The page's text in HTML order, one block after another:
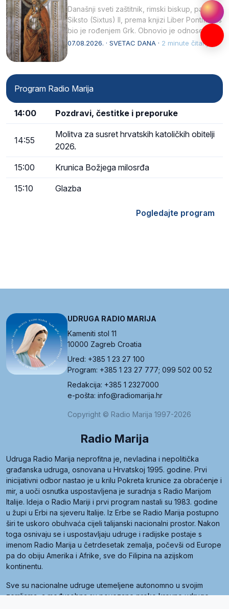
Današnji sveti zaštitnik, rimski biskup, papa
Siksto (Sixtus) II, prema knjizi Liber Pontificalis
bio je rođenjem Grk. Obnovio je odnose s
afričkim…
07.08.2026. · SVETAC DANA · 2 minute čitanja
Program Radio Marija
14:00 Pozdravi, čestitke i preporuke
14:55
Molitva za susret hrvatskih katoličkih obitelji
2026.
15:00 Krunica Božjega milosrđa
15:10 Glazba
Pogledajte program
UDRUGA RADIO MARIJA
Kameniti stol 11
10000 Zagreb Croatia
Ured: +385 1 23 27 100
Program: +385 1 23 27 777; 099 502 00 52
Redakcija: +385 1 2327000
e-pošta: info@radiomarija.hr
Copyright © Radio Marija 1997-2026
Radio Marija
Udruga Radio Marija neprofitna je, nevladina i nepolitička
građanska udruga, osnovana u Hrvatskoj 1995. godine. Prvi
inicijativni odbor nastao je u krilu Pokreta krunice za obraćenje i
mir, a uoči osnutka uspostavljena je suradnja s Radio Marijom
Italije. Ideja o Radio Mariji i prvi program nastali su 1983. godine
u župi u Erbi na sjeveru Italije. Iz Erbe se Radio Marija postupno
širi te uskoro obuhvaća cijeli talijanski nacionalni prostor. Nakon
toga osnivaju se i uspostavljaju udruge i radijske postaje s
imenom Radio Marija u četrdesetak zemalja, počevši od Europe
pa do obiju Amerika i Afrike, sve do Filipina na azijskom
kontinentu.
Sve su nacionalne udruge utemeljene autonomno u svojim
zemljama, a međusobna su povezane preko krovne udruge